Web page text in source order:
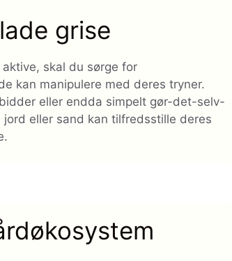
grise
skal du sørge for
kan manipulere med deres tryner.
eller endda simpelt gør-det-selv-
eller sand kan tilfredsstille deres